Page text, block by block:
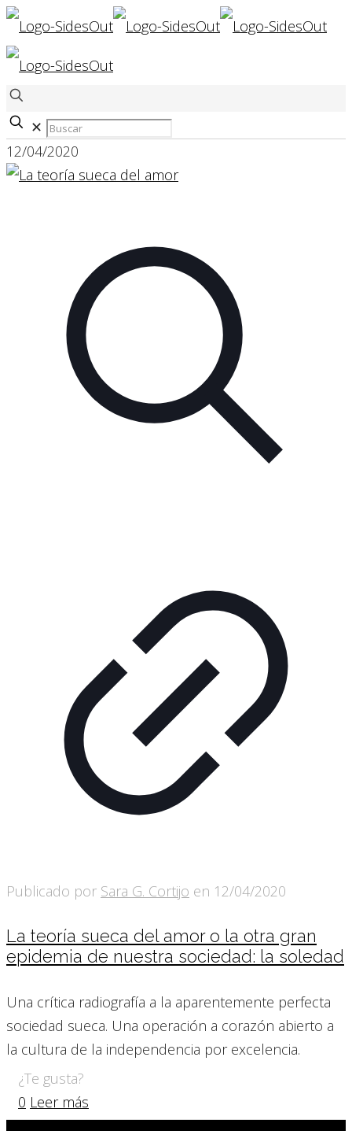
✕
12/04/2020
Publicado por Sara G. Cortijo en 12/04/2020
La teoría sueca del amor o la otra gran
epidemia de nuestra sociedad: la soledad
Una crítica radiografía a la aparentemente perfecta
sociedad sueca. Una operación a corazón abierto a
la cultura de la independencia por excelencia.
¿Te gusta?
0 Leer más